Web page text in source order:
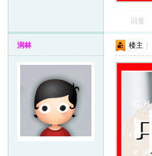
回复
润林 楼主